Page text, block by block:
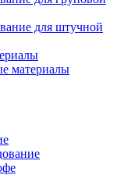
для штучной
материалы